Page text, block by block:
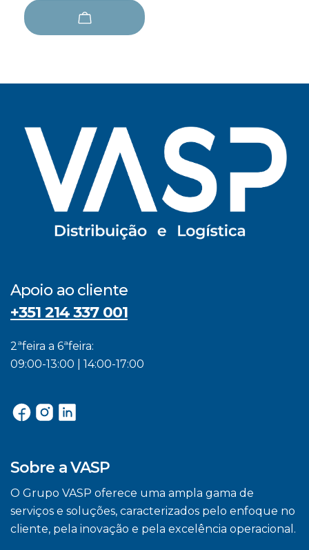
Apoio ao cliente
+351 214 337 001
2ªfeira a 6ªfeira:
09:00-13:00 | 14:00-17:00
Sobre a VASP
O Grupo VASP oferece uma ampla gama de
serviços e soluções, caracterizados pelo enfoque no
cliente, pela inovação e pela excelência operacional.